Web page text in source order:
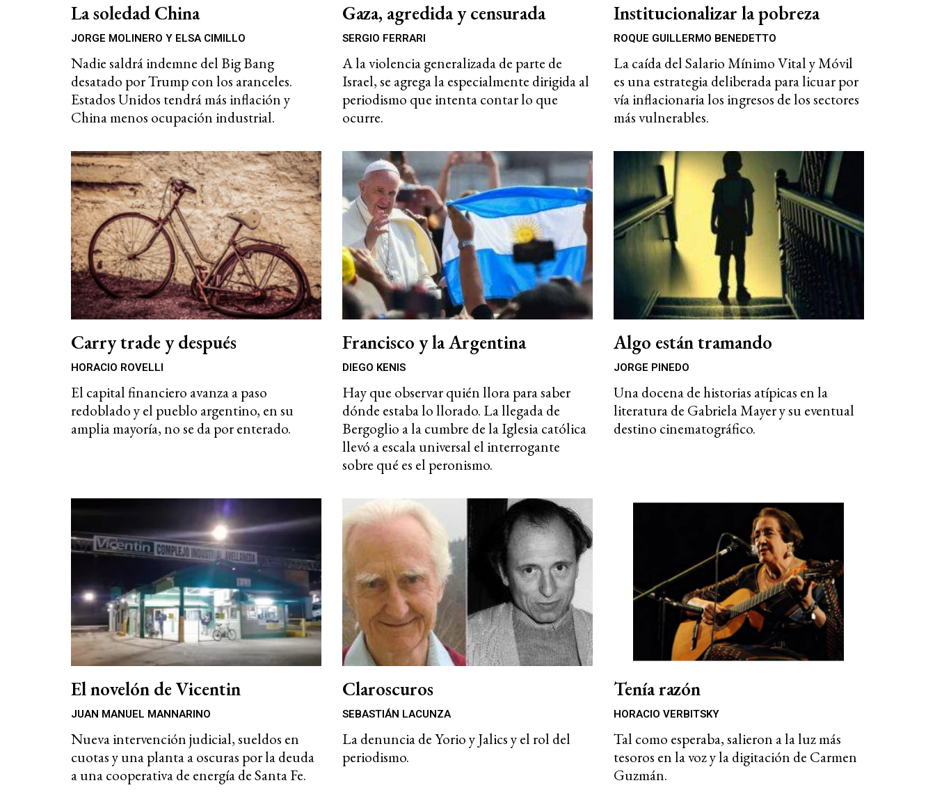
La soledad China
JORGE MOLINERO Y ELSA CIMILLO
Nadie saldrá indemne del Big Bang
desatado por Trump con los aranceles.
Estados Unidos tendrá más inflación y
China menos ocupación industrial.
Gaza, agredida y censurada
SERGIO FERRARI
A la violencia generalizada de parte de
Israel, se agrega la especialmente dirigida al
periodismo que intenta contar lo que
ocurre.
Institucionalizar la pobreza
ROQUE GUILLERMO BENEDETTO
La caída del Salario Mínimo Vital y Móvil
es una estrategia deliberada para licuar por
vía inflacionaria los ingresos de los sectores
más vulnerables.
Carry trade y después
HORACIO ROVELLI
El capital financiero avanza a paso
redoblado y el pueblo argentino, en su
amplia mayoría, no se da por enterado.
Francisco y la Argentina
DIEGO KENIS
Hay que observar quién llora para saber
dónde estaba lo llorado. La llegada de
Bergoglio a la cumbre de la Iglesia católica
llevó a escala universal el interrogante
sobre qué es el peronismo.
Algo están tramando
JORGE PINEDO
Una docena de historias atípicas en la
literatura de Gabriela Mayer y su eventual
destino cinematográfico.
El novelón de Vicentin
JUAN MANUEL MANNARINO
Nueva intervención judicial, sueldos en
cuotas y una planta a oscuras por la deuda
a una cooperativa de energía de Santa Fe.
Claroscuros
SEBASTIÁN LACUNZA
La denuncia de Yorio y Jalics y el rol del
periodismo.
Tenía razón
HORACIO VERBITSKY
Tal como esperaba, salieron a la luz más
tesoros en la voz y la digitación de Carmen
Guzmán.